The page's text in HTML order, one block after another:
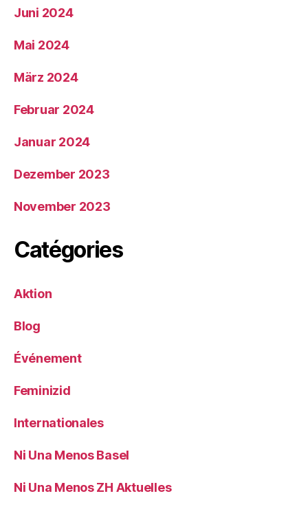
Juni 2024
Mai 2024
März 2024
Februar 2024
Januar 2024
Dezember 2023
November 2023
Catégories
Aktion
Blog
Événement
Feminizid
Internationales
Ni Una Menos Basel
Ni Una Menos ZH Aktuelles